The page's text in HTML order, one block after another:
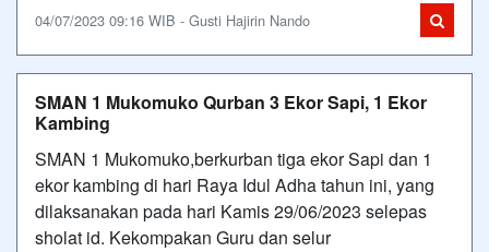
04/07/2023 09:16 WIB - Gusti Hajirin Nando
SMAN 1 Mukomuko Qurban 3 Ekor Sapi, 1 Ekor
Kambing
SMAN 1 Mukomuko,berkurban tiga ekor Sapi dan 1
ekor kambing di hari Raya Idul Adha tahun ini, yang
dilaksanakan pada hari Kamis 29/06/2023 selepas
sholat id. Kekompakan Guru dan selur